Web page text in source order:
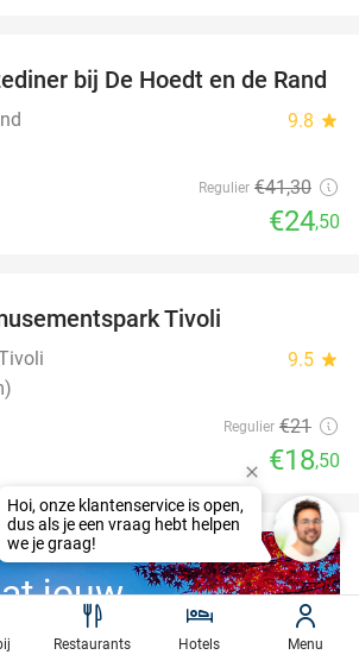
41%
bij De Hoedt en de Rand
9.8 star
Regulier €41,30
€24,50
Tivoli
9.5 star
Regulier €21
€18,50
jouw
Restaurants Hotels Menu